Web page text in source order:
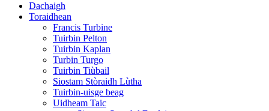
Dachaigh
Toraidhean
Francis Turbine
Tuirbin Pelton
Tuirbin Kaplan
Turbin Turgo
Tuirbin Tiùbail
Siostam Stòraidh Lùtha
Tuirbin-uisge beag
Uidheam Taic